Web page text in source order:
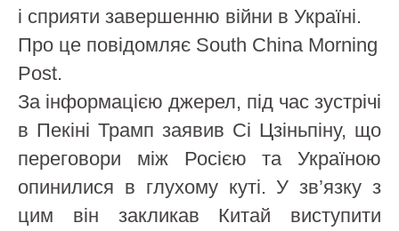
і сприяти завершенню війни в Україні.
Про це повідомляє South China Morning
Post.
За інформацією джерел, під час зустрічі
в Пекіні Трамп заявив Сі Цзіньпіну, що
переговори між Росією та Україною
опинилися в глухому куті. У зв’язку з
цим він закликав Китай виступити